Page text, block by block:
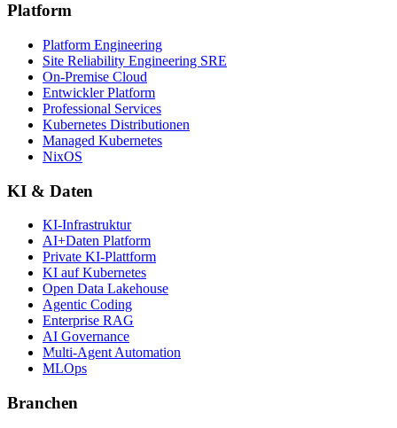
Platform
Platform Engineering
Site Reliability Engineering SRE
On-Premise Cloud
Entwickler Platform
Professional Services
Kubernetes Distributionen
Managed Kubernetes
NixOS
KI & Daten
KI-Infrastruktur
AI+Daten Platform
Private KI-Plattform
KI auf Kubernetes
Open Data Lakehouse
Agentic Coding
Enterprise RAG
AI Governance
Multi-Agent Automation
MLOps
Branchen